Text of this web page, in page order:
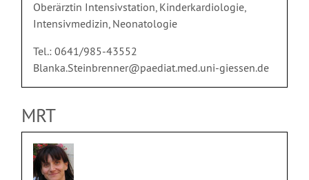
Oberärztin Intensivstation, Kinderkardiologie,
Intensivmedizin, Neonatologie
Tel.: 0641/985-43552
Blanka.Steinbrenner@paediat.med.uni-giessen.de
MRT